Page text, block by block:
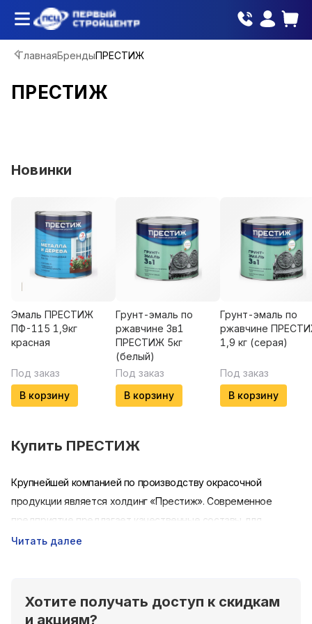
ГлавнаяБрендыПРЕСТИЖ
ПРЕСТИЖ
Новинки
Эмаль ПРЕСТИЖ
ПФ-115 1,9кг
красная
Под заказ
В корзину
Грунт-эмаль по
ржавчине 3в1
ПРЕСТИЖ 5кг
(белый)
Под заказ
В корзину
Грунт-эмаль по
ржавчине
1,9 кг (серая)
Под заказ
В корзину
Купить ПРЕСТИЖ
Крупнейшей компанией по производству окрасочной
продукции является холдинг «Престиж». Современное
предприятие предлагает качественные составы для
специалистов любого уровня. Основной целью
Благодаря этому на протяжении многих лет он остается
надежным партнером для потребителей и поставщиков.
Читать далее
Хотите получать доступ к скидкам
и акциям?